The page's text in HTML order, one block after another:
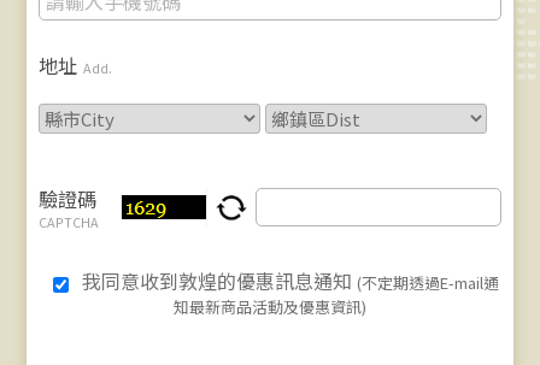
地址 Add.
驗證碼
CAPTCHA
我同意收到敦煌的優惠訊息通知 (不定期透過E-mail通
知最新商品活動及優惠資訊)